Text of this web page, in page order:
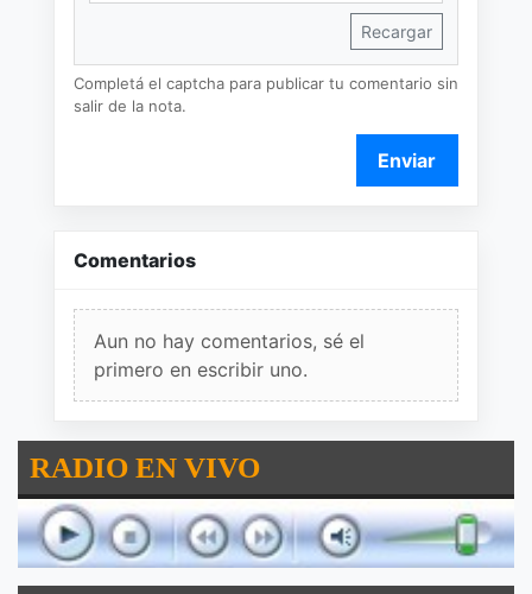
Recargar
Completá el captcha para publicar tu comentario sin
salir de la nota.
Enviar
Comentarios
Aun no hay comentarios, sé el
primero en escribir uno.
RADIO EN VIVO